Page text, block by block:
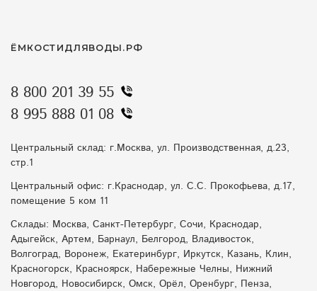
ЁМКОСТИДЛЯВОДЫ.РФ
8 800 201 39 55
8 995 888 01 08
Центральный склад: г.Москва, ул. Производственная, д.23,
стр.1
Центральный офис: г.Краснодар, ул. С.С. Прокофьева, д.17,
помещение 5 ком 11
Склады: Москва, Санкт-Петербург, Сочи, Краснодар,
Адыгейск, Артем, Барнаул, Белгород, Владивосток,
Волгоград, Воронеж, Екатеринбург, Иркутск, Казань, Клин,
Красногорск, Красноярск, Набережные Челны, Нижний
Новгород, Новосибирск, Омск, Орёл, Оренбург, Пенза,